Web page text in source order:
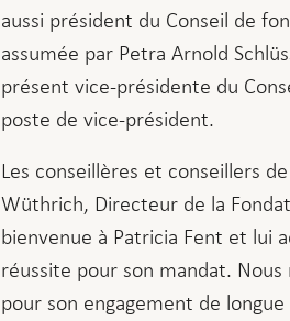
aussi président du Conseil de
assumée par Petra Arnold
présent vice-présidente du
poste de vice-président.
Les conseillères et conseillers
Wüthrich, Directeur de la
bienvenue à Patricia Fent et lui
réussite pour son mandat.
pour son engagement de